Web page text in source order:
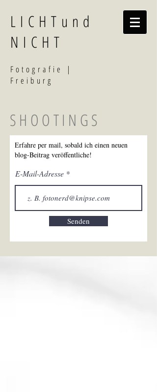
LICHTund
NICHT
Fotografi e |
Freiburg
SHOOTINGS
Erfahre per mail, sobald ich einen neuen
blog-Beitrag veröffentliche!
E-Mail-Adresse
Senden